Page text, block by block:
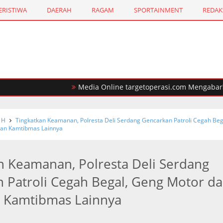
DAERAH RAGAM SPORTAINMENT
Media Online targetoperasi.com Mengabarkan
H
Tingkatkan Keamanan, Polresta Deli Serdang Gencarkan Patroli Cegah
Kamtibmas Lainnya
Keamanan, Polresta Deli Serdang
Patroli Cegah Begal, Geng Motor
Kamtibmas Lainnya